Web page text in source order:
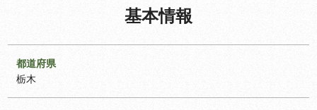
基本情報
都道府県
栃木